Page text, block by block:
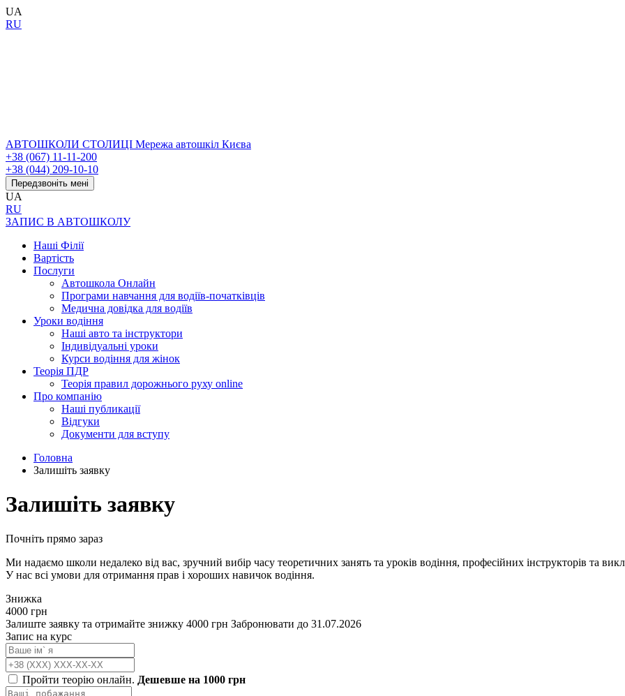
UA
RU
АВТОШКОЛИ СТОЛИЦІ Мережа автошкіл Києва
+38 (067) 11-11-200
+38 (044) 209-10-10
Передзвоніть мені
UA
RU
ЗАПИС В АВТОШКОЛУ
Наші Філії
Вартість
Послуги
Автошкола Онлайн
Програми навчання для водіїв-початківців
Медична довідка для водіїв
Уроки водіння
Наші авто та інструктори
Індивідуальні уроки
Курси водіння для жінок
Теорія ПДР
Теорія правил дорожнього руху online
Про компанію
Наші публикації
Відгуки
Документи для вступу
Головна
Залишіть заявку
Залишіть заявку
Почніть прямо зараз
Ми надаємо школи недалеко від вас, зручний вибір часу теоретичних занять та уроків водіння, професійних інструкторів та
У нас всі умови для отримання прав і хороших навичок водіння.
Знижка
4000 грн
Залиште заявку та отримайте знижку 4000 грн Забронювати до 31.07.2026
Запис на курс
Пройти теорію онлайн. Дешевше на 1000 грн